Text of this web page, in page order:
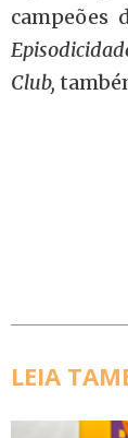
campeões
Club,
LEIA